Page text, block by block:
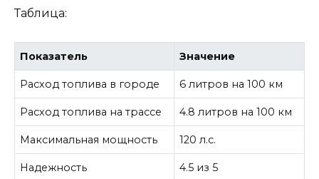
Таблица:
Показатель Значение
Расход топлива в городе 6 литров на 100 км
Расход топлива на трассе 4.8 литров на 100 км
Максимальная мощность 120 л.с.
Надежность 4.5 из 5